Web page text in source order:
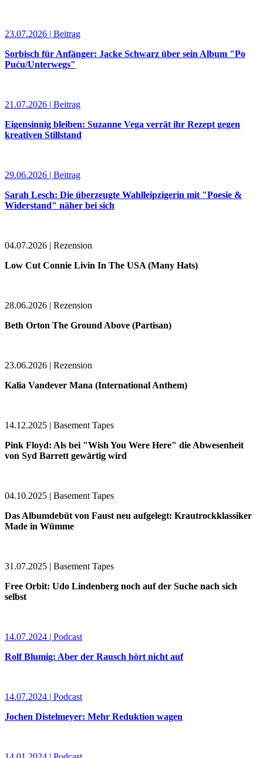
23.07.2026 | Beitrag
Sorbisch für Anfänger: Jacke Schwarz über sein Album "Po
Puću/Unterwegs"
21.07.2026 | Beitrag
Eigensinnig bleiben: Suzanne Vega verrät ihr Rezept gegen
kreativen Stillstand
29.06.2026 | Beitrag
Sarah Lesch: Die überzeugte Wahlleipzigerin mit "Poesie &
Widerstand" näher bei sich
04.07.2026 | Rezension
Low Cut Connie Livin In The USA (Many Hats)
28.06.2026 | Rezension
Beth Orton The Ground Above (Partisan)
23.06.2026 | Rezension
Kalia Vandever Mana (International Anthem)
14.12.2025 | Basement Tapes
Pink Floyd: Als bei "Wish You Were Here" die Abwesenheit
von Syd Barrett gewärtig wird
04.10.2025 | Basement Tapes
Das Albumdebüt von Faust neu aufgelegt: Krautrockklassiker
Made in Wümme
31.07.2025 | Basement Tapes
Free Orbit: Udo Lindenberg noch auf der Suche nach sich
selbst
14.07.2024 | Podcast
Rolf Blumig: Aber der Rausch hört nicht auf
14.07.2024 | Podcast
Jochen Distelmeyer: Mehr Reduktion wagen